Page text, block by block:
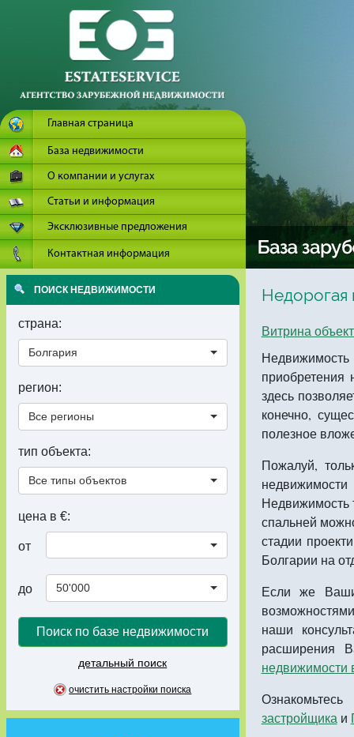
Главная страница
База недвижимости
О компании и услугах
Статьи и информация
Эксклюзивные предложения
Контактная информация
ПОИСК НЕДВИЖИМОСТИ
страна:
Болгария
регион:
Все регионы
тип объекта:
Все типы объектов
цена в €:
от
до 50'000
Поиск по базе недвижимости
детальный поиск
очистить настройки поиска
Недорогая
Витрина
здесь
конечно,
полезное
Пожалуй,
Недвижимость
спальней
стадии
Болгарии на
Если же
наши
расширения
недвижимости
застройщика и